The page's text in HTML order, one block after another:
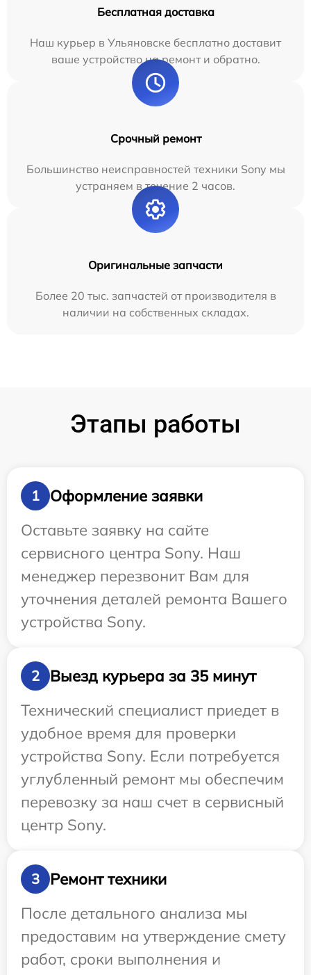
Бесплатная доставка
Наш курьер в Ульяновске бесплатно доставит
ваше устройство на ремонт и обратно.
Срочный ремонт
Большинство неисправностей техники Sony мы
устраняем в течение 2 часов.
Оригинальные запчасти
Более 20 тыс. запчастей от производителя в
наличии на собственных складах.
Этапы работы
1
Оформление заявки
Оставьте заявку на сайте
сервисного центра Sony. Наш
менеджер перезвонит Вам для
уточнения деталей ремонта Вашего
устройства Sony.
2
Выезд курьера за 35 минут
Технический специалист приедет в
удобное время для проверки
устройства Sony. Если потребуется
углубленный ремонт мы обеспечим
перевозку за наш счет в сервисный
центр Sony.
3
Ремонт техники
После детального анализа мы
предоставим на утверждение смету
работ, сроки выполнения и